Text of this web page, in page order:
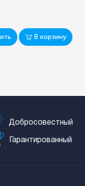
В корзину
Добросовестный
Гарантированный